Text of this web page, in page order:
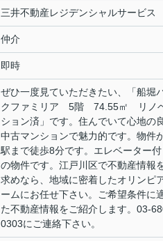
三井不動産レジデンシャルサービス
仲介
即時
ぜひ一度見ていただきたい、「船堀
クファミリア 5階 74.55㎡ リノ
ション済」です。住んでいて心地の
中古マンションで魅力的です。物件
駅まで徒歩8分です。エレベーター
の物件です。江戸川区で不動産情報
求めなら、地域に密着したオリンピ
ームにお任せ下さい。ご希望条件に
た不動産情報をご紹介します。03-
0303にご連絡下さい。